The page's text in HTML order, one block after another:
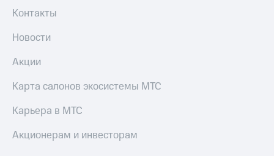
Контакты
Новости
Акции
Карта салонов экосистемы МТС
Карьера в МТС
Акционерам и инвесторам